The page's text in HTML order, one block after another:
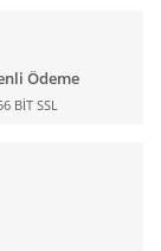
Ödeme
BİT SSL